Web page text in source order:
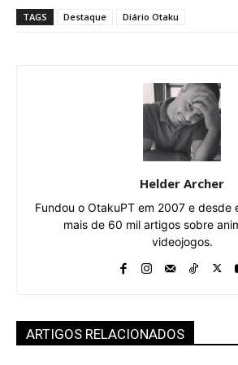
TAGS Destaque Diário Otaku
Helder Archer
Fundou o OtakuPT em 2007 e desde
mais de 60 mil artigos sobre
videojogos.
ARTIGOS RELACIONADOS